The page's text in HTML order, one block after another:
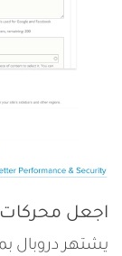
اجعل
يشتهر دروبال